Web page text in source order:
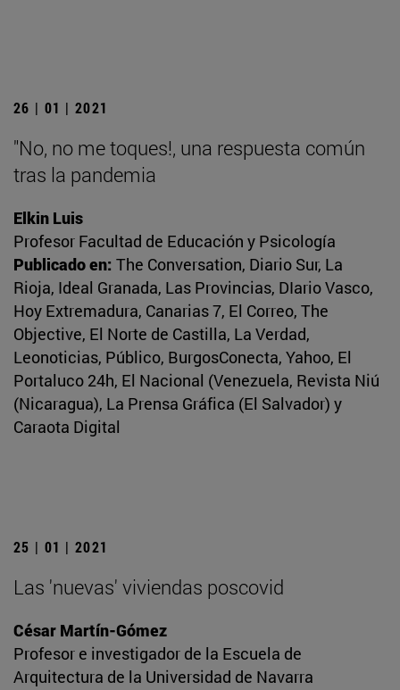
26 | 01 | 2021
"No, no me toques!, una respuesta común
tras la pandemia
Elkin Luis
Profesor Facultad de Educación y Psicología
Publicado en: The Conversation, Diario Sur, La
Rioja, Ideal Granada, Las Provincias, DIario Vasco,
Hoy Extremadura, Canarias 7, El Correo, The
Objective, El Norte de Castilla, La Verdad,
Leonoticias, Público, BurgosConecta, Yahoo, El
Portaluco 24h, El Nacional (Venezuela, Revista Niú
(Nicaragua), La Prensa Gráfica (El Salvador) y
Caraota Digital
25 | 01 | 2021
Las 'nuevas' viviendas poscovid
César Martín-Gómez
Profesor e investigador de la Escuela de
Arquitectura de la Universidad de Navarra